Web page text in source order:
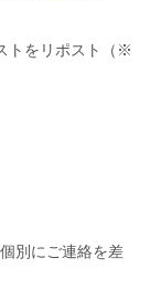
トをリポスト（※
別にご連絡を差